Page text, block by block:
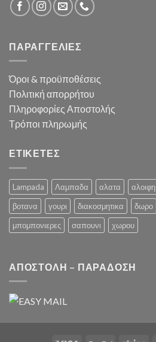
ΠΑΡΑΓΓΕΛΙΕΣ
Όροι & προϋποθέσεις
Πολιτική απορρήτου
Πληροφορίες Αποστολής
Τρόποι πληρωμής
ΕΤΙΚΕΤΕΣ
Lampada Λαμπαδα αλατα αλοιφη
βοτανα
γουρι διακοσμητικα δωρο
μπομπονιερες
σαπουνι χωρου
ΑΠΟΣΤΟΛΗ – ΠΑΡΑΔΟΣΗ